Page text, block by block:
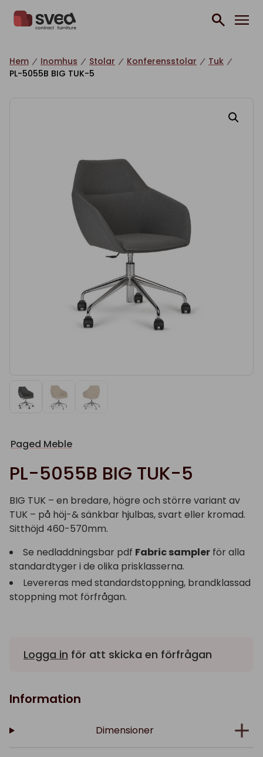
Hem Inomhus Stolar Konferensstolar
Tuk
PL-5055B BIG TUK-5
Paged Meble
PL-5055B BIG TUK-5
BIG TUK – en bredare, högre och större variant av
TUK – på höj-& sänkbar hjulbas, svart eller kromad.
Sitthöjd 460-570mm.
Se nedladdningsbar pdf Fabric sampler för alla
standardtyger i de olika prisklasserna.
Levereras med standardstoppning, brandklassad
stoppning mot förfrågan.
Logga in för att skicka en förfrågan
Information
Dimensioner